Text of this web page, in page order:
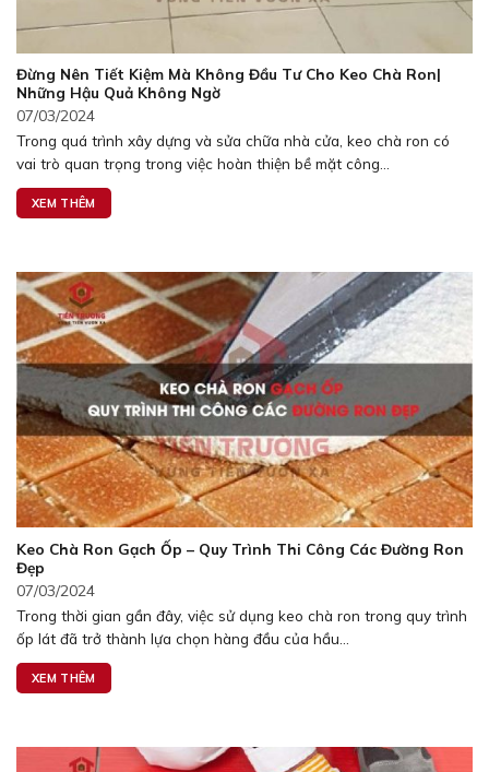
Đừng Nên Tiết Kiệm Mà Không Đầu Tư Cho Keo Chà Ron|
Những Hậu Quả Không Ngờ
07/03/2024
Trong quá trình xây dựng và sửa chữa nhà cửa, keo chà ron có
vai trò quan trọng trong việc hoàn thiện bề mặt công...
XEM THÊM
Keo Chà Ron Gạch Ốp – Quy Trình Thi Công Các Đường Ron
Đẹp
07/03/2024
Trong thời gian gần đây, việc sử dụng keo chà ron trong quy trình
ốp lát đã trở thành lựa chọn hàng đầu của hầu...
XEM THÊM